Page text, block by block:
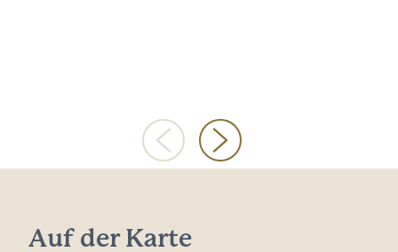
Auf der Karte